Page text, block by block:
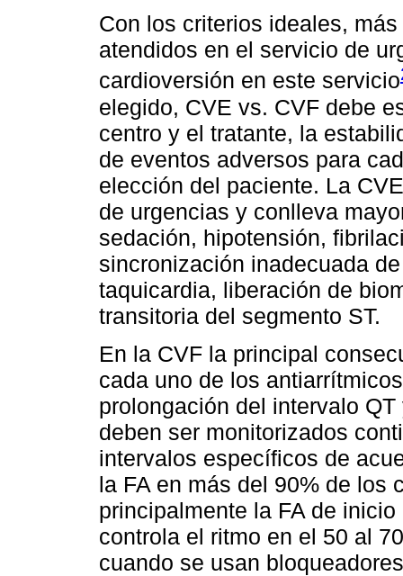
Con los criterios ideales,
atendidos en el servicio de
cardioversión en este servicio
elegido, CVE vs. CVF debe
centro y el tratante, la
de eventos adversos para
elección del paciente. La
de urgencias y conlleva
sedación, hipotensión,
sincronización inadecuada
taquicardia, liberación de
transitoria del segmento ST.
En la CVF la principal
cada uno de los
prolongación del intervalo
deben ser monitorizados
intervalos específicos de
la FA en más del 90% de los
principalmente la FA de
controla el ritmo en el 50 al
cuando se usan